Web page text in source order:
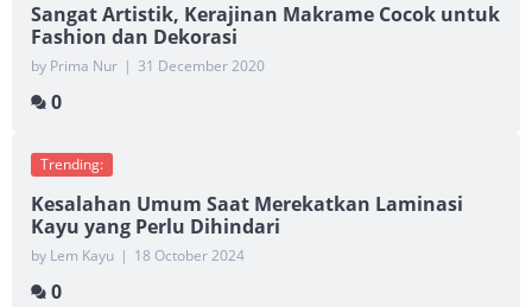
Sangat Artistik, Kerajinan Makrame Cocok untuk
Fashion dan Dekorasi
by Prima Nur | 31 December 2020
0
Trending:
Kesalahan Umum Saat Merekatkan Laminasi
Kayu yang Perlu Dihindari
by Lem Kayu | 18 October 2024
0